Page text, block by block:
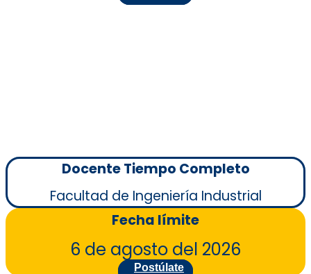
Docente Tiempo Completo
Facultad de Ingeniería Industrial
Fecha límite
6 de agosto del 2026
Postúlate